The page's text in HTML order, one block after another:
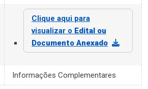
Clique aqui para
visualizar o Edital ou
Documento Anexado
Informações Complementares